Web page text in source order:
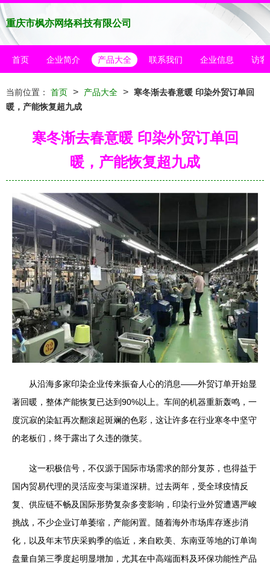
重庆市枫亦网络科技有限公司
首页 企业简介 产品大全 联系我们 企业信息 访客
当前位置： 首页 > 产品大全 > 寒冬渐去春意暖 印染外贸订单回
暖，产能恢复超九成
寒冬渐去春意暖 印染外贸订单回
暖，产能恢复超九成
从沿海多家印染企业传来振奋人心的消息——外贸订单开始显
著回暖，整体产能恢复已达到90%以上。车间的机器重新轰鸣，一
度沉寂的染缸再次翻滚起斑斓的色彩，这让许多在行业寒冬中坚守
的老板们，终于露出了久违的微笑。
这一积极信号，不仅源于国际市场需求的部分复苏，也得益于
国内贸易代理的灵活应变与渠道深耕。过去两年，受全球疫情反
复、供应链不畅及国际形势复杂多变影响，印染行业外贸遭遇严峻
挑战，不少企业订单萎缩，产能闲置。随着海外市场库存逐步消
化，以及年末节庆采购季的临近，来自欧美、东南亚等地的订单询
盘量自第三季度起明显增加，尤其在中高端面料及环保功能性产品